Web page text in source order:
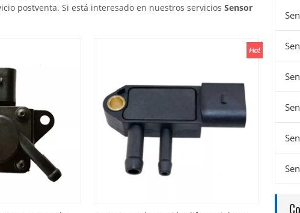
postventa. Si está interesado en nuestros servicios Sensor